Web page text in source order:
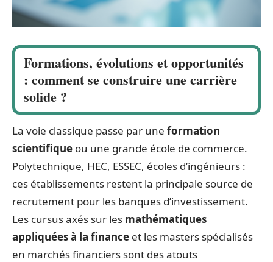
Formations, évolutions et opportunités
: comment se construire une carrière
solide ?
La voie classique passe par une formation
scientifique ou une grande école de commerce.
Polytechnique, HEC, ESSEC, écoles d’ingénieurs :
ces établissements restent la principale source de
recrutement pour les banques d’investissement.
Les cursus axés sur les mathématiques
appliquées à la finance et les masters spécialisés
en marchés financiers sont des atouts